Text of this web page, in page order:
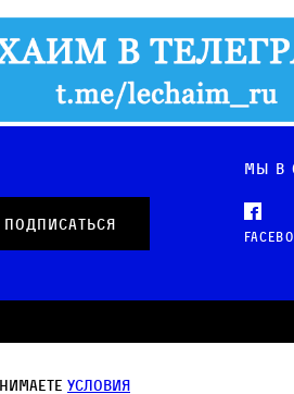
Мы в
условия